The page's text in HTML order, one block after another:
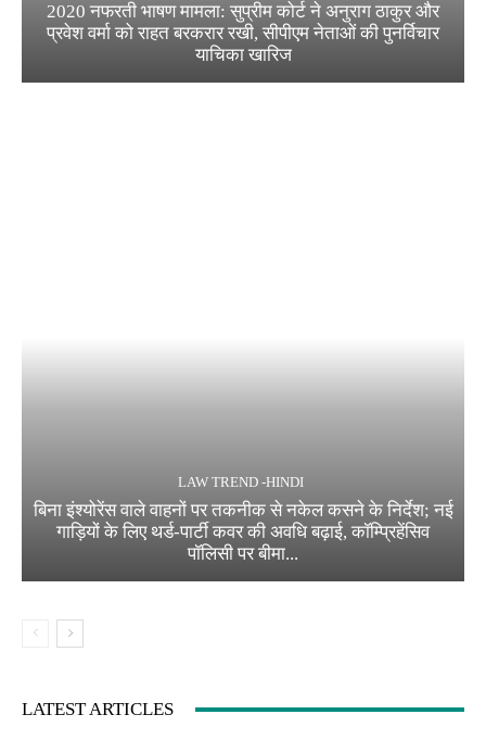
2020 नफरती भाषण मामला: सुप्रीम कोर्ट ने अनुराग ठाकुर और
प्रवेश वर्मा को राहत बरकरार रखी, सीपीएम नेताओं की पुनर्विचार
याचिका खारिज
LAW TREND -HINDI
बिना इंश्योरेंस वाले वाहनों पर तकनीक से नकेल कसने के निर्देश; नई
गाड़ियों के लिए थर्ड-पार्टी कवर की अवधि बढ़ाई, कॉम्प्रिहेंसिव
पॉलिसी पर बीमा...
LATEST ARTICLES